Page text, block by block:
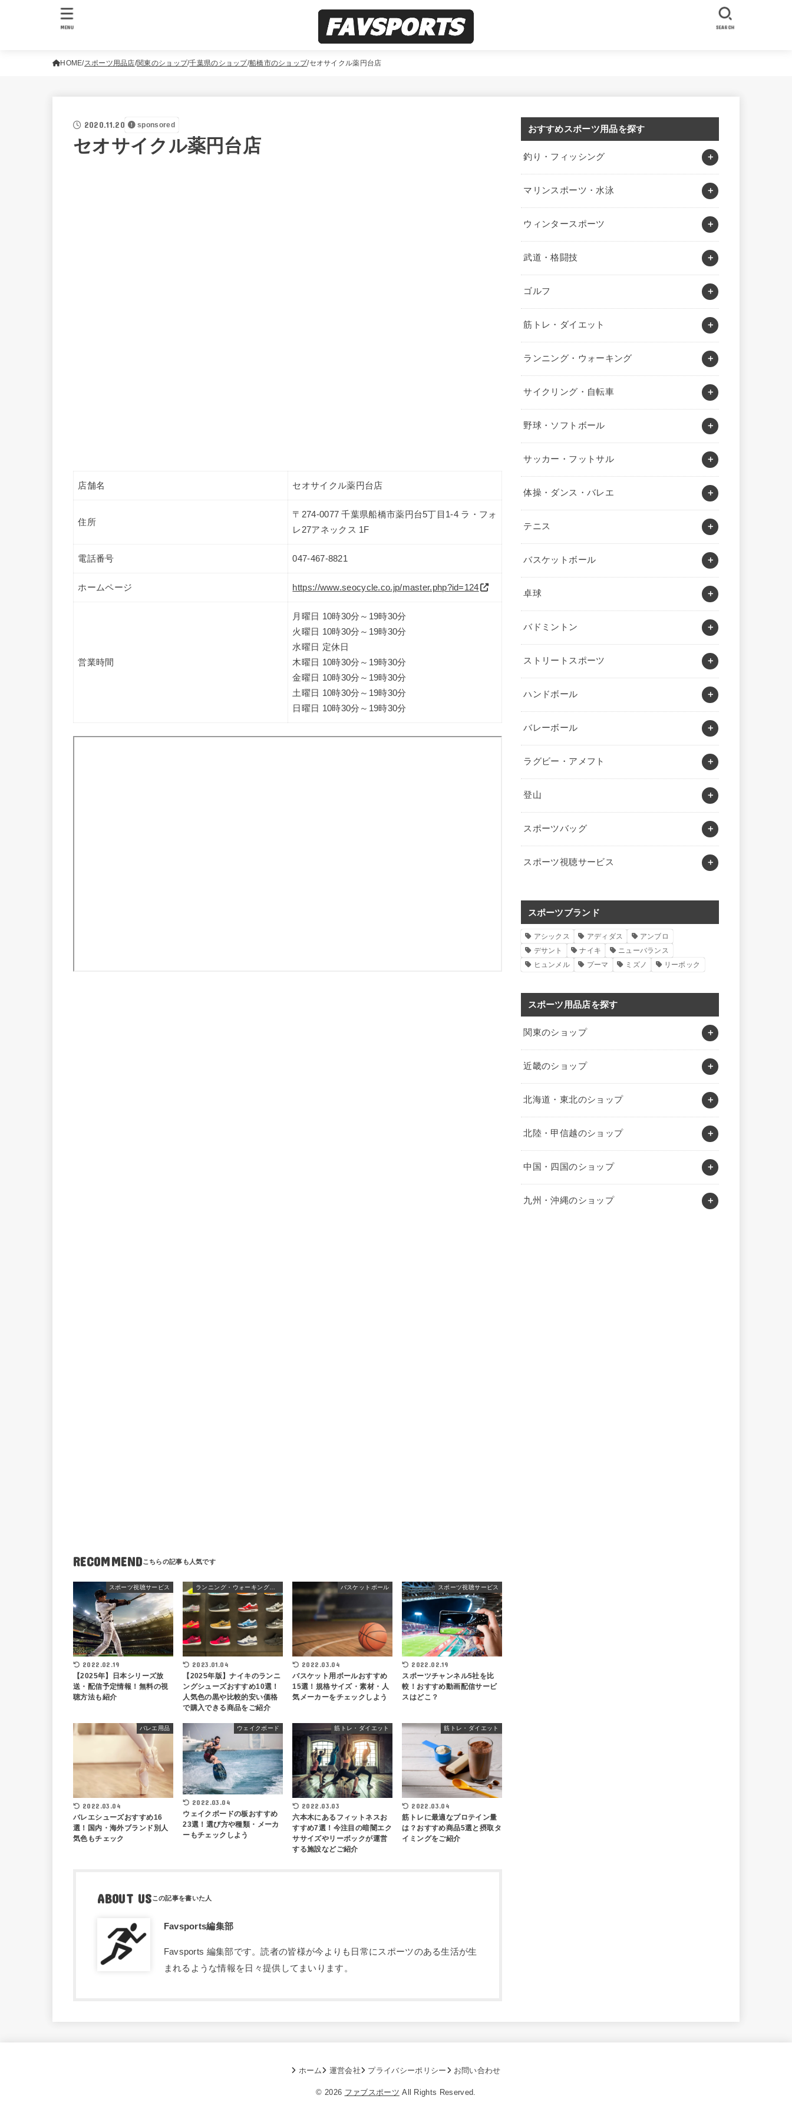
SEARCH
MENU
HOME スポーツ用品店 関東のショップ 千葉県のショップ 船橋市のショップ セオサイクル薬円台店
2020.11.20 sponsored
セオサイクル薬円台店
店舗名 セオサイクル薬円台店
住所
〒274-0077 千葉県船橋市薬円台5丁目1-4 ラ・フォ
レ27アネックス 1F
電話番号 047-467-8821
ホームページ https://www.seocycle.co.jp/master.php?id=124
営業時間
月曜日 10時30分～19時30分
火曜日 10時30分～19時30分
水曜日 定休日
木曜日 10時30分～19時30分
金曜日 10時30分～19時30分
土曜日 10時30分～19時30分
日曜日 10時30分～19時30分
RECOMMEND
スポーツ視聴サービス
2022.02.19
【2025年】日本シリーズ放
送・配信予定情報！無料の視
聴方法も紹介
2023.01.04
【2025年版】ナイキのランニ
ングシューズおすすめ10選！
人気色の黒や比較的安い価格
で購入できる商品をご紹介
バスケットボール
2022.03.04
バスケット用ボールおすすめ
15選！規格サイズ・素材・人
気メーカーをチェックしよう
スポーツ視聴サービス
2022.02.19
スポーツチャンネル5社を比
較！おすすめ動画配信サービ
スはどこ？
バレエ用品
2022.03.04
バレエシューズおすすめ16
選！国内・海外ブランド別人
気色もチェック
ウェイクボード
2022.03.04
ウェイクボードの板おすすめ
23選！選び方や種類・メーカ
ーもチェックしよう
筋トレ・ダイエット
2022.03.03
六本木にあるフィットネスお
すすめ7選！今注目の暗闇エク
ササイズやリーボックが運営
する施設などご紹介
筋トレ・ダイエット
2022.03.04
筋トレに最適なプロテイン量
は？おすすめ商品5選と摂取タ
イミングをご紹介
ABOUT US
Favsports編集部
Favsports 編集部です。読者の皆様が今よりも日常にスポーツのある生活が生
まれるような情報を日々提供してまいります。
おすすめスポーツ用品を探す
釣り・フィッシング
マリンスポーツ・水泳
ウィンタースポーツ
武道・格闘技
ゴルフ
筋トレ・ダイエット
ランニング・ウォーキング
サイクリング・自転車
野球・ソフトボール
サッカー・フットサル
体操・ダンス・バレエ
テニス
バスケットボール
卓球
バドミントン
ストリートスポーツ
ハンドボール
バレーボール
ラグビー・アメフト
登山
スポーツバッグ
スポーツ視聴サービス
スポーツブランド
アシックス アディダス
アンブロ
デサント
ナイキ
ニューバランス
ヒュンメル
プーマ ミズノ リーボック
スポーツ用品店を探す
関東のショップ
近畿のショップ
北海道・東北のショップ
北陸・甲信越のショップ
中国・四国のショップ
九州・沖縄のショップ
ホーム 運営会社 プライバシーポリシー お問い合わせ
© 2026 ファブスポーツ All Rights Reserved.